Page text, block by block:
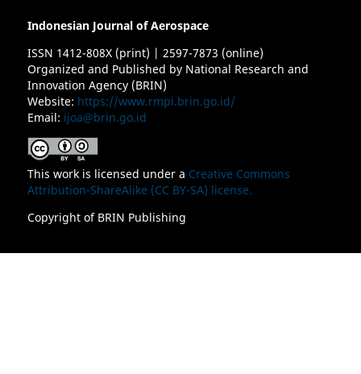
Indonesian Journal of Aerospace
ISSN 1412-808X (print) | 2597-7873 (online)
Organized and Published by National Research and
Innovation Agency (BRIN)
Website: https://www.rmpi.brin.go.id/
Email: ijoa@brin.go.id
This work is licensed under a Creative Commons
Attribution-ShareAlike (CC BY-SA) license.
Copyright of BRIN Publishing